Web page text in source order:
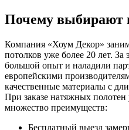
Почему выбирают
Компания «Хоум Декор»
потолков уже более 20 лет.
большой опыт и наладили
европейскими
качественные материалы с
При заказе натяжных
множество преимуществ:
Бесплатный выезд